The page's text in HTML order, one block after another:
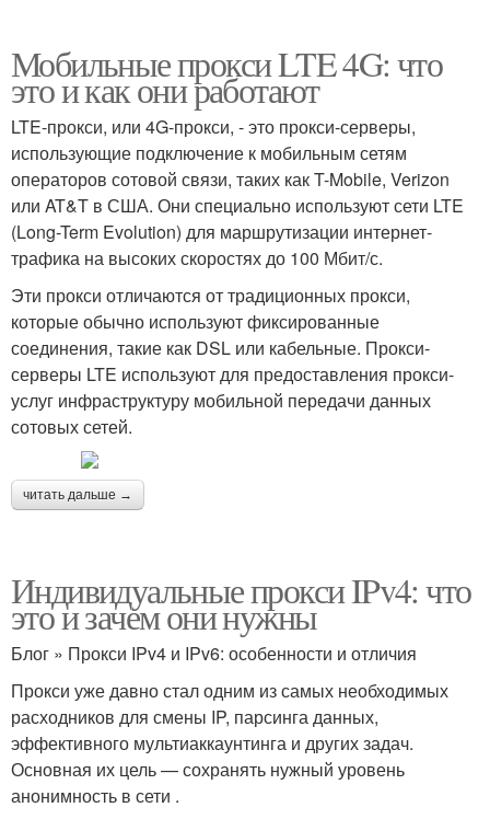
Мобильные прокси LTE 4G: что
это и как они работают
LTE-прокси, или 4G-прокси, - это прокси-серверы,
использующие подключение к мобильным сетям
операторов сотовой связи, таких как T-Mobile, Verizon
или AT&T в США. Они специально используют сети LTE
(Long-Term Evolution) для маршрутизации интернет-
трафика на высоких скоростях до 100 Мбит/с.
Эти прокси отличаются от традиционных прокси,
которые обычно используют фиксированные
соединения, такие как DSL или кабельные. Прокси-
серверы LTE используют для предоставления прокси-
услуг инфраструктуру мобильной передачи данных
сотовых сетей.
читать дальше →
Индивидуальные прокси IPv4: что
это и зачем они нужны
Блог » Прокси IPv4 и IPv6: особенности и отличия
Прокси уже давно стал одним из самых необходимых
расходников для смены IP, парсинга данных,
эффективного мультиаккаунтинга и других задач.
Основная их цель — сохранять нужный уровень
анонимность в сети .